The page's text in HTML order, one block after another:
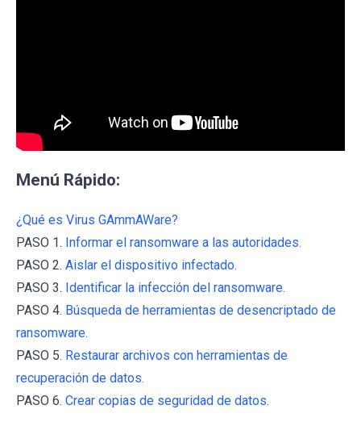
Menú Rápido:
¿Qué es Virus GAmmAWare?
PASO 1. Informar el ransomware a las autoridades.
PASO 2. Aislar el dispositivo infectado.
PASO 3. Identificar la infección del ransomware.
PASO 4. Búsqueda de herramientas de desencriptado de
ransomware.
PASO 5. Restaurar archivos con herramientas de
recuperación de datos.
PASO 6. Crear copias de seguridad de datos.